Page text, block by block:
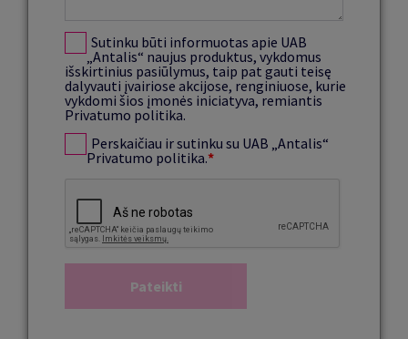
Sutinku būti informuotas apie UAB
„Antalis“ naujus produktus, vykdomus
išskirtinius pasiūlymus, taip pat gauti teisę
dalyvauti įvairiose akcijose, renginiuose, kurie
vykdomi šios įmonės iniciatyva, remiantis
Privatumo politika.
Perskaičiau ir sutinku su UAB „Antalis“
Privatumo politika.*